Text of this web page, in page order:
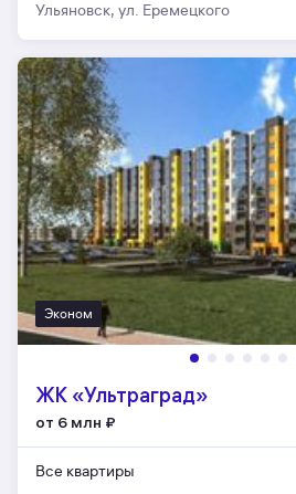
Ульяновск, ул. Еремецкого
Эконом
ЖК «Ультраград»
от 6 млн ₽
Все квартиры